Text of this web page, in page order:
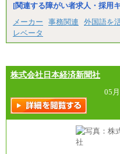
中途：
（1）月給
（2）時間給
[関連する障がい者求人・採用
メーカー
事務関連 外国語を
レベータ
株式会社日本経済新聞社
05